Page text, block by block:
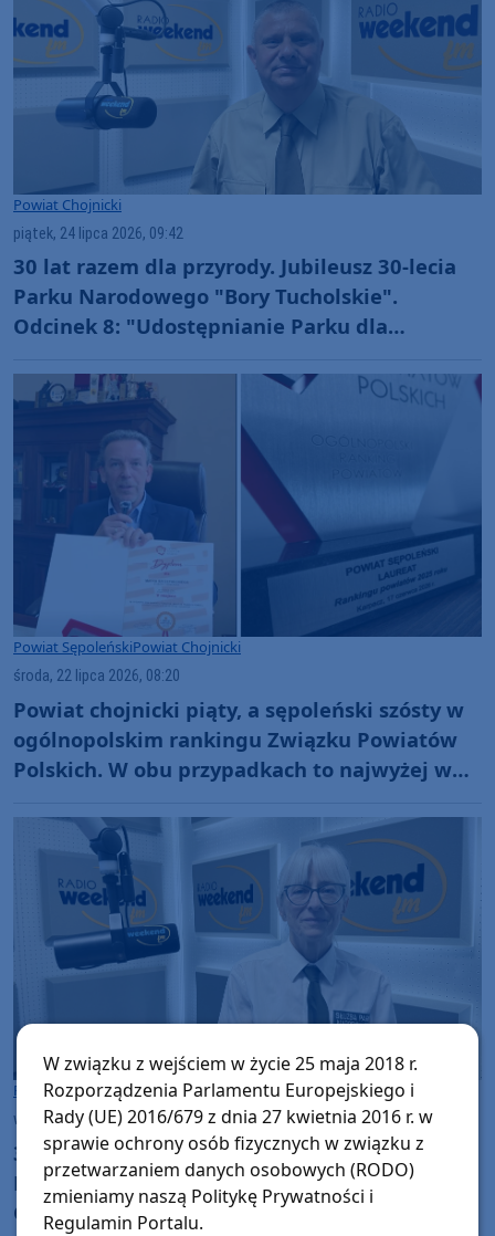
Powiat Chojnicki
piątek, 24 lipca 2026, 09:42
30 lat razem dla przyrody. Jubileusz 30-lecia
Parku Narodowego "Bory Tucholskie".
Odcinek 8: "Udostępnianie Parku dla
fotografowania" (WIDEO)
Powiat SępoleńskiPowiat Chojnicki
środa, 22 lipca 2026, 08:20
Powiat chojnicki piąty, a sępoleński szósty w
ogólnopolskim rankingu Związku Powiatów
Polskich. W obu przypadkach to najwyżej w
Powiat Chojnicki
wtorek, 21 lipca 2026, 09:02
30 lat razem dla przyrody. Jubileusz 30-lecia
Parku Narodowego "Bory Tucholskie".
Odcinek 7: "Dlaczego przed wycieczką do
W związku z wejściem w życie 25 maja 2018 r.
Rozporządzenia Parlamentu Europejskiego i
Rady (UE) 2016/679 z dnia 27 kwietnia 2016 r. w
sprawie ochrony osób fizycznych w związku z
przetwarzaniem danych osobowych (RODO)
zmieniamy naszą Politykę Prywatności i
Regulamin Portalu.